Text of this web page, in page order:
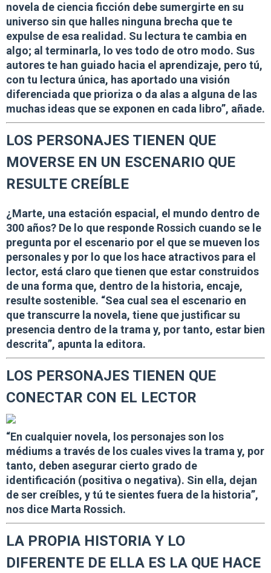
novela de ciencia ficción debe sumergirte en su
universo sin que halles ninguna brecha que te
expulse de esa realidad . Su lectura te cambia en
algo; al terminarla, lo ves todo de otro modo. Sus
autores te han guiado hacia el aprendizaje, pero tú,
con tu lectura única, has aportado una visión
diferenciada que prioriza o da alas a alguna de las
muchas ideas que se exponen en cada libro”, añade.
LOS PERSONAJES TIENEN QUE
MOVERSE EN UN ESCENARIO QUE
RESULTE CREÍBLE
¿Marte, una estación espacial, el mundo dentro de
300 años? De lo que responde Rossich cuando se le
pregunta por el escenario por el que se mueven los
personales y por lo que los hace atractivos para el
lector, está claro que tienen que estar construidos
de una forma que, dentro de la historia, encaje,
resulte sostenible. “Sea cual sea el escenario en
que transcurre la novela, tiene que justificar su
presencia dentro de la trama y, por tanto, estar bien
descrita”, apunta la editora.
LOS PERSONAJES TIENEN QUE
CONECTAR CON EL LECTOR
“En cualquier novela, los personajes son los
médiums a través de los cuales vives la trama y, por
tanto, deben asegurar cierto grado de
identificación (positiva o negativa). Sin ella, dejan
de ser creíbles, y tú te sientes fuera de la historia”,
nos dice Marta Rossich.
LA PROPIA HISTORIA Y LO
DIFERENTE DE ELLA ES LA QUE HACE